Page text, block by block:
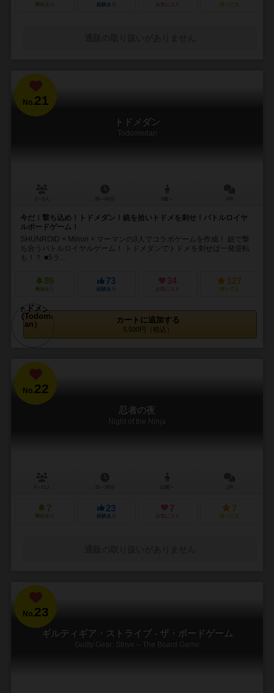
興味あり 経験あり お気に入り 持ってる
No.21
トドメダン
Todomedan
今だ！撃ち込め！トドメダン！銃を拾いトドメを刺せ！バトルロイヤ
ルボードゲーム！
SHUNROID × Minori × マーマンの3人でコラボゲームを作成！ 銃で撃
ち合うバトルロイヤルゲーム！ トドメダンでトドメを刺せば一発逆転
も！？ ■5ラ...
89
興味あり
73
経験あり
34
お気に入り
127
持ってる
カートに追加する
5,500円（税込）
No.22
忍者の夜
Night of the Ninja
7
興味あり
23
経験あり
7
お気に入り
7
持ってる
No.23
ギルティギア・ストライブ - ザ・ボードゲーム
Guilty Gear: Strive – The Board Game